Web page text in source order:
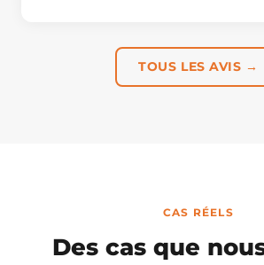
TOUS LES AVIS →
CAS RÉELS
Des cas que